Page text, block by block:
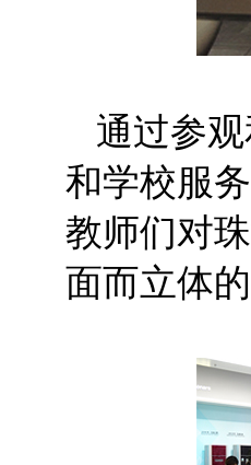
通过参
和学校服
教师们对
面而立体的